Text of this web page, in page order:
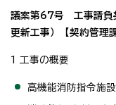
議案第67号 工事請負
更新工事） 【契約管理
1 工事の概要
高機能消防指令施